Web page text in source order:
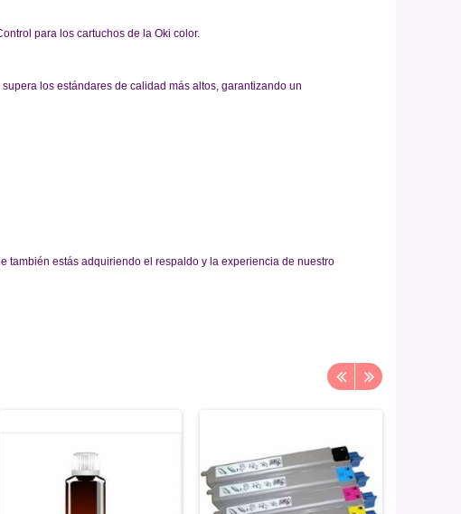
para los cartuchos de la Oki color.
los estándares de calidad más altos, garantizando un
también estás adquiriendo el respaldo y la experiencia de nuestro